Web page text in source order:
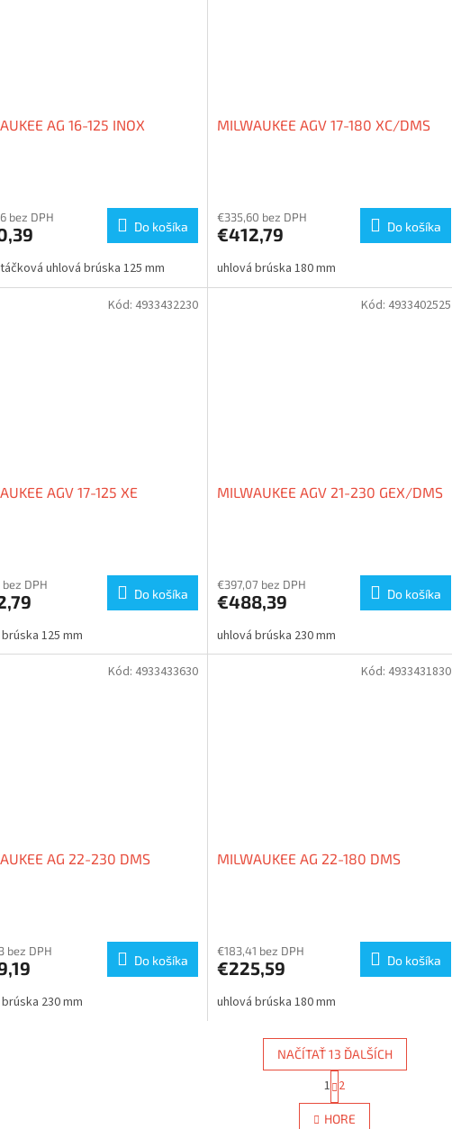
AG 16-125 INOX
bez DPH
Do košíka
uhlová brúska 125 mm
MILWAUKEE AGV 17-180 XC/DMS
produktu
je
z
5
€335,60 bez DPH
€412,79 Do košíka
uhlová brúska 180 mm
AGV 17-125 XE
bez DPH
Do košíka
125 mm
Kód: 4933432230
MILWAUKEE AGV 21-230 GEX/DMS
€397,07 bez DPH
€488,39 Do košíka
uhlová brúska 230 mm
Kód: 4933402525
AG 22-230 DMS
bez DPH
Do košíka
230 mm
Kód: 4933433630
MILWAUKEE AG 22-180 DMS
€183,41 bez DPH
€225,59 Do košíka
uhlová brúska 180 mm
Kód: 4933431830
O
v
NAČÍTAŤ 13 ĎALŠÍCH
S
t
r
á
1 2
HORE